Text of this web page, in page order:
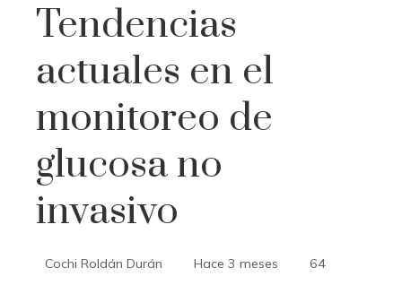
Tendencias
actuales en el
monitoreo de
glucosa no
invasivo
Cochi Roldán Durán Hace 3 meses 64